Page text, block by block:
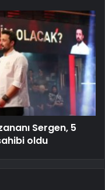
Sergen, 5
oldu